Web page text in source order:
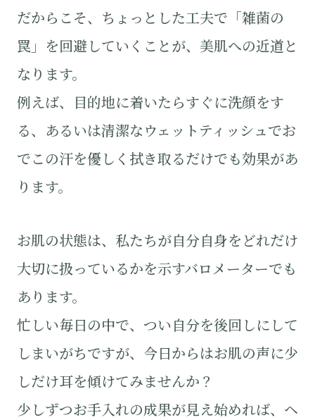
だからこそ、ちょっとした工夫で「雑菌の
罠」を回避していくことが、美肌への近道と
なります。
例えば、目的地に着いたらすぐに洗顔をす
る、あるいは清潔なウェットティッシュでお
でこの汗を優しく拭き取るだけでも効果があ
ります。
お肌の状態は、私たちが自分自身をどれだけ
大切に扱っているかを示すバロメーターでも
あります。
忙しい毎日の中で、つい自分を後回しにして
しまいがちですが、今日からはお肌の声に少
しだけ耳を傾けてみませんか？
少しずつお手入れの成果が見え始めれば、ヘ